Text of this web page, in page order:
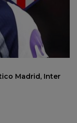
Madrid, Inter